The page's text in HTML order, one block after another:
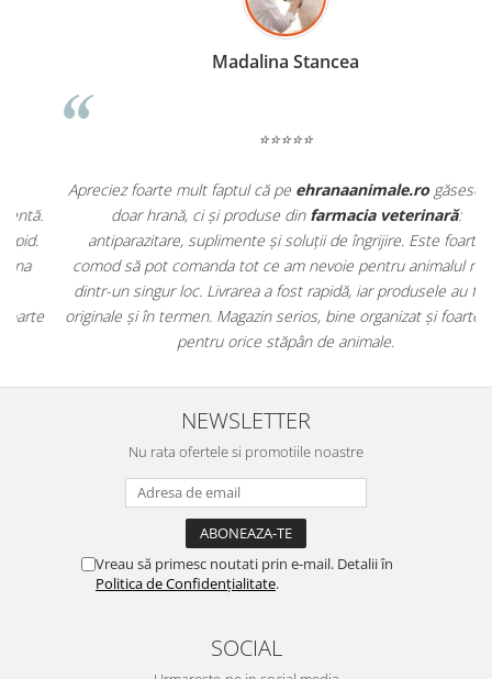
Madalina Stancea
⭐⭐⭐⭐⭐
Apreciez foarte mult faptul că peehranaanimale.rogăsesc nu
doar hrană, ci și produse dinfarmacia veterinară:
antiparazitare, suplimente și soluții de îngrijire. Este foarte
comod să pot comanda tot ce am nevoie pentru animalul meu
dintr-un singur loc. Livrarea a fost rapidă, iar produsele au fost
originale și în termen. Magazin serios, bine organizat și foarte util
pentru orice stăpân de animale.
NEWSLETTER
Nu rata ofertele si promotiile noastre
Vreau să primesc noutati prin e-mail. Detalii în
Politica de Confidențialitate.
SOCIAL